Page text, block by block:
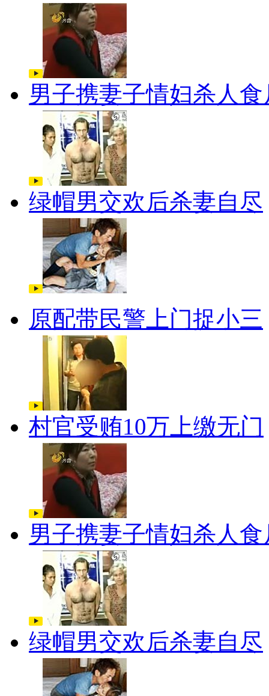
男子携妻子情妇杀人食
绿帽男交欢后杀妻自尽
原配带民警上门捉小三
村官受贿10万上缴无门
男子携妻子情妇杀人食
绿帽男交欢后杀妻自尽